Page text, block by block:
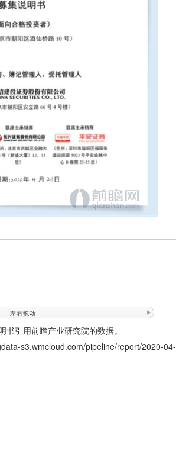
左右拖动
引用前瞻产业研究院的数据。
s3.wmcloud.com/pipeline/report/2020-04-